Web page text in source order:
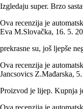
Izgledaju super. Brzo
Ova recenzija je
Eva M.Slovačka, 16. 5.
prekrasne su, još ljepše
Ova recenzija je
Jancsovics Z.Mađarska,
Proizvod je lijep. Kupnja
Ova recenzija je